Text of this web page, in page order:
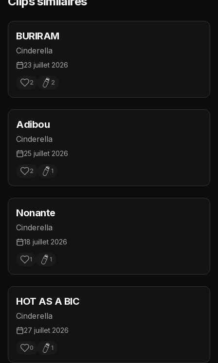
BURIRAM
Cinderella
23 juillet 2026
2 2
Adibou
Cinderella
25 juillet 2026
2 1
Nonante
Cinderella
18 juillet 2026
1 1
HOT AS A BIC
Cinderella
27 juillet 2026
0 1